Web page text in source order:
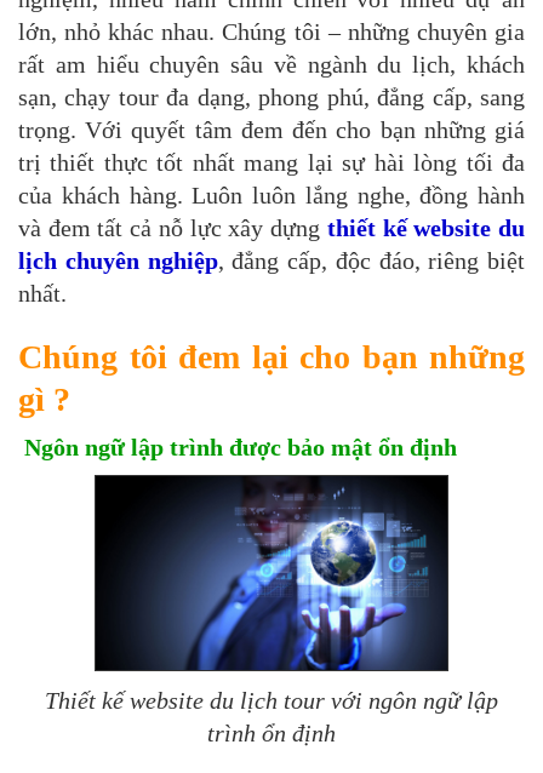
lớn, nhỏ khác nhau. Chúng tôi – những chuyên gia
rất am hiểu chuyên sâu về ngành du lịch, khách
sạn, chạy tour đa dạng, phong phú, đẳng cấp, sang
trọng. Với quyết tâm đem đến cho bạn những giá
trị thiết thực tốt nhất mang lại sự hài lòng tối đa
của khách hàng. Luôn luôn lắng nghe, đồng hành
và đem tất cả nỗ lực xây dựng thiết kế website du
lịch chuyên nghiệp, đẳng cấp, độc đáo, riêng biệt
nhất.
Chúng tôi đem lại cho bạn những
gì ?
Ngôn ngữ lập trình được bảo mật ổn định
Thiết kế website du lịch tour với ngôn ngữ lập
trình ổn định​